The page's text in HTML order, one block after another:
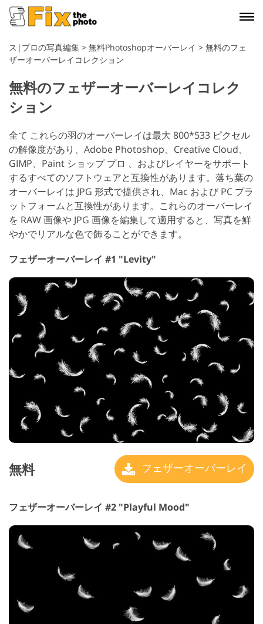
ス|プロの写真編集 > 無料Photoshopオーバーレイ > 無料のフェ
ザーオーバーレイコレクション
無料のフェザーオーバーレイコレク
ション
全て これらの羽のオーバーレイは最大 800*533 ピクセル
の解像度があり、Adobe Photoshop、Creative Cloud、
GIMP、Paint ショップ プロ 、およびレイヤーをサポート
するすべてのソフトウェアと互換性があります。落ち葉の
オーバーレイは JPG 形式で提供され、Mac および PC プラ
ットフォームと互換性があります。これらのオーバーレイ
を RAW 画像や JPG 画像を編集して適用すると、写真を鮮
やかでリアルな色で飾ることができます。
フェザーオーバーレイ #1 "Levity"
無料 フェザーオーバーレイ
フェザーオーバーレイ #2 "Playful Mood"